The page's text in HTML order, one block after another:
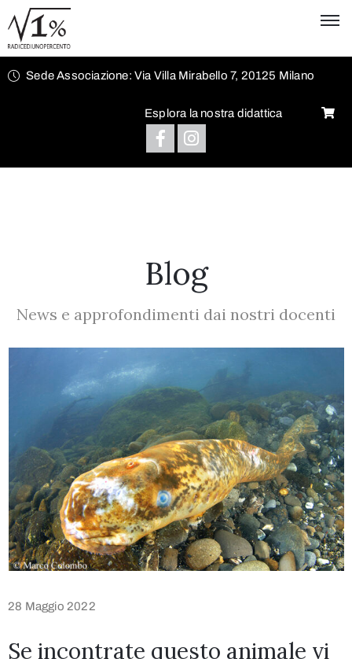
Sede Associazione: Via Villa Mirabello 7, 20125 Milano
Esplora la nostra didattica
Blog
News e approfondimenti dai nostri docenti
28 Maggio 2022
Se incontrate questo animale vi